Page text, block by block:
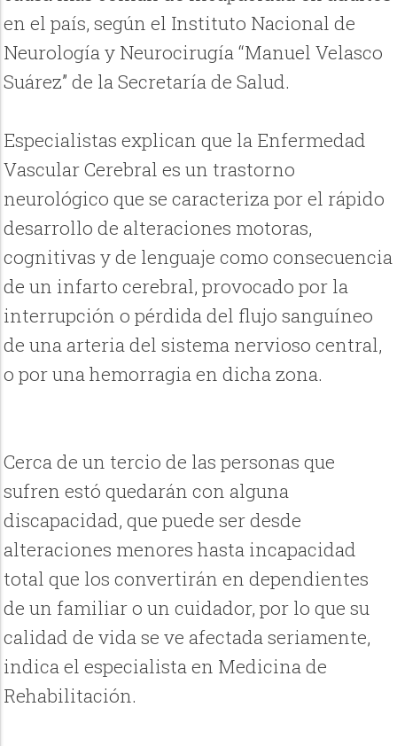
en el país, según el Instituto Nacional de
Neurología y Neurocirugía “Manuel Velasco
Suárez” de la Secretaría de Salud.
Especialistas explican que la Enfermedad
Vascular Cerebral es un trastorno
neurológico que se caracteriza por el rápido
desarrollo de alteraciones motoras,
cognitivas y de lenguaje como consecuencia
de un infarto cerebral, provocado por la
interrupción o pérdida del flujo sanguíneo
de una arteria del sistema nervioso central,
o por una hemorragia en dicha zona.
Cerca de un tercio de las personas que
sufren estó quedarán con alguna
discapacidad, que puede ser desde
alteraciones menores hasta incapacidad
total que los convertirán en dependientes
de un familiar o un cuidador, por lo que su
calidad de vida se ve afectada seriamente,
indica el especialista en Medicina de
Rehabilitación.